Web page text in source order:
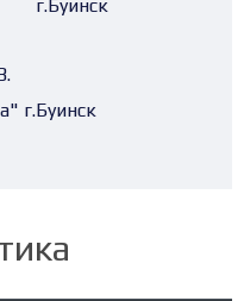
г.Буинск
г.Буинск